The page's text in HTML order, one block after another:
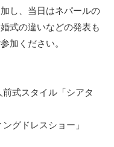
し、当日はネパールの
式の違いなどの発表も
加ください。
式スタイル「シアタ
グドレスショー」